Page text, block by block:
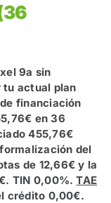
9a sin
tu actual plan
financiación
en 36
455,76€
del
de 12,66€ y la
TIN 0,00%.TAE
crédito 0,00€.